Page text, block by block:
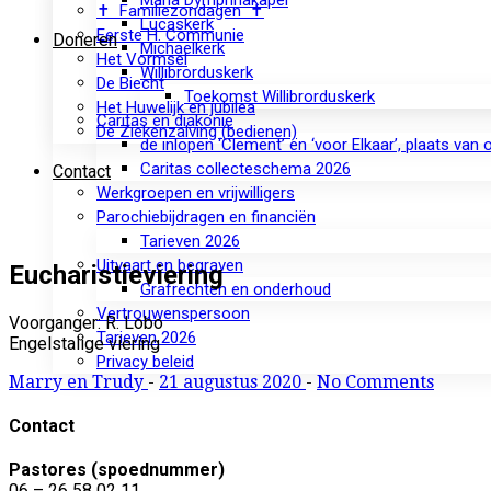
Lucaskerk
Michaelkerk
Willibrorduskerk
Toekomst Willibrorduskerk
Caritas en diakonie
de inlopen ‘Clement’ en ‘voor Elkaar’, plaats
Caritas collecteschema 2026
Werkgroepen en vrijwilligers
Parochiebijdragen en financiën
Tarieven 2026
Uitvaart en begraven
Grafrechten en onderhoud
Vertrouwenspersoon
Tarieven 2026
Privacy beleid
✝ Familiezondagen ✝
Eerste H. Communie
Het Vormsel
De Biecht
Het Huwelijk en jubilea
De Ziekenzalving (bedienen)
Doneren
Contact
Eucharistieviering
Voorganger: R. Lobo
Engelstalige viering
Marry en Trudy - 21 augustus 2020 - No Comments
Contact
Pastores (spoednummer)